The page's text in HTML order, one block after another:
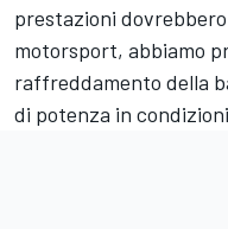
prestazioni
motorsport, abbiamo
raffreddamento della
di potenza in